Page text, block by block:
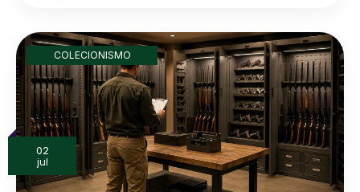
COLECIONISMO
02
jul